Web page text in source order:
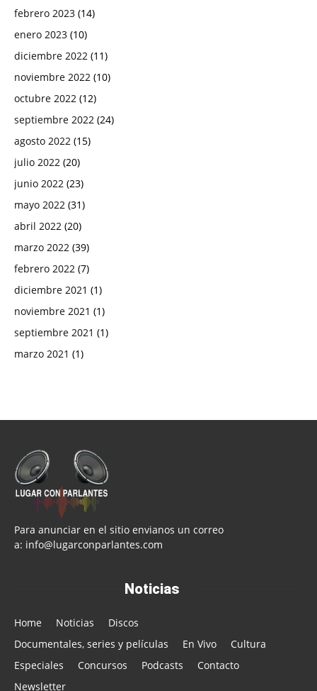
febrero 2023 (14)
enero 2023 (10)
diciembre 2022 (11)
noviembre 2022 (10)
octubre 2022 (12)
septiembre 2022 (24)
agosto 2022 (15)
julio 2022 (20)
junio 2022 (23)
mayo 2022 (31)
abril 2022 (20)
marzo 2022 (39)
febrero 2022 (7)
diciembre 2021 (1)
noviembre 2021 (1)
septiembre 2021 (1)
marzo 2021 (1)
Para anunciar en el sitio envianos un correo
a: info@lugarconparlantes.com
Noticias
Home Noticias
Discos
Documentales, series y películas
En Vivo
Cultura
Especiales
Concursos Podcasts
Contacto
Newsletter